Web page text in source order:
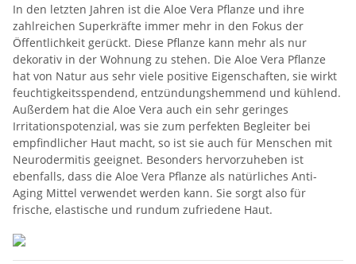
In den letzten Jahren ist die Aloe Vera Pflanze und ihre
zahlreichen Superkräfte immer mehr in den Fokus der
Öffentlichkeit gerückt. Diese Pflanze kann mehr als nur
dekorativ in der Wohnung zu stehen. Die Aloe Vera Pflanze
hat von Natur aus sehr viele positive Eigenschaften, sie wirkt
feuchtigkeitsspendend, entzündungshemmend und kühlend.
Außerdem hat die Aloe Vera auch ein sehr geringes
Irritationspotenzial, was sie zum perfekten Begleiter bei
empfindlicher Haut macht, so ist sie auch für Menschen mit
Neurodermitis geeignet. Besonders hervorzuheben ist
ebenfalls, dass die Aloe Vera Pflanze als natürliches Anti-
Aging Mittel verwendet werden kann. Sie sorgt also für
frische, elastische und rundum zufriedene Haut.